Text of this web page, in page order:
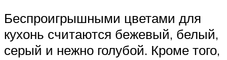
Беспроигрышными цветами для
кухонь считаются бежевый, белый,
серый и нежно голубой. Кроме того,